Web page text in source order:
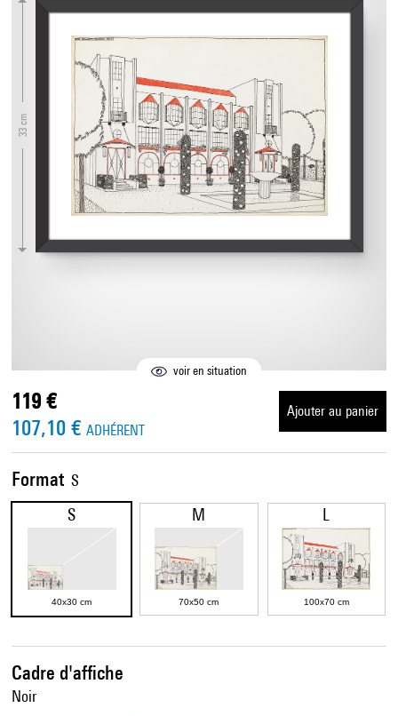
33 cm
voir en situation
Cadre d'affiche
Noir
Format S
S
40x30 cm
M
70x50 cm
L
100x70 cm
119 €
107,10 € ADHÉRENT
Ajouter au panier